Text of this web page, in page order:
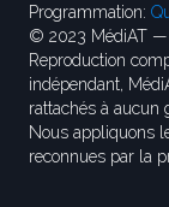
Programmation:
© 2023 MédiAT —
Reproduction
indépendant,
rattachés à aucun
Nous appliquons
reconnues par la